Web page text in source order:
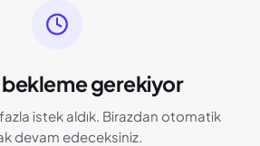
bekleme gerekiyor
istek aldık. Birazdan otomatik
devam edeceksiniz.